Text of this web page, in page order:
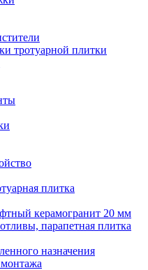
тротуарной плитки
плитка
керамогранит 20 мм
парапетная плитка
назначения